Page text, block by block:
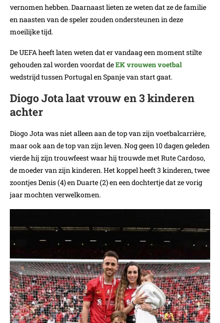
vernomen hebben. Daarnaast lieten ze weten dat ze de familie
en naasten van de speler zouden ondersteunen in deze
moeilijke tijd.
De UEFA heeft laten weten dat er vandaag een moment stilte
gehouden zal worden voordat deEK vrouwen voetbal
wedstrijd tussen Portugal en Spanje van start gaat.
Diogo Jota laat vrouw en 3 kinderen
achter
Diogo Jota was niet alleen aan de top van zijn voetbalcarrière,
maar ook aan de top van zijn leven. Nog geen 10 dagen geleden
vierde hij zijn trouwfeest waar hij trouwde met Rute Cardoso,
de moeder van zijn kinderen. Het koppel heeft 3 kinderen, twee
zoontjes Denis (4) en Duarte (2) en een dochtertje dat ze vorig
jaar mochten verwelkomen.